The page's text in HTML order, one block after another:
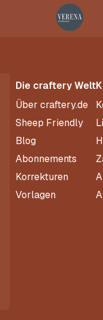
Die craftery Welt
Über craftery.de
Sheep Friendly
Blog
Abonnements
Korrekturen
Vorlagen